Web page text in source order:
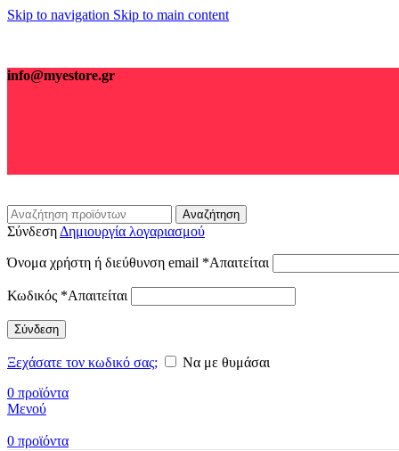
Skip to navigation Skip to main content
info@myestore.gr
Αναζήτηση
Σύνδεση Δημιουργία λογαριασμού
Όνομα χρήστη ή διεύθυνση email *Απαιτείται
Κωδικός *Απαιτείται
Σύνδεση
Ξεχάσατε τον κωδικό σας;
Να με θυμάσαι
0 προϊόντα
Μενού
0 προϊόντα